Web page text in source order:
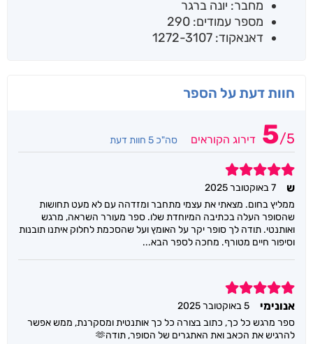
מחבר: יונה ברגר
מספר עמודים: 290
דאנאקוד: 1272-3107
חוות דעת על הספר
5/5 דירוג הקוראים סה"כ 5 חוות דעת
5
ש
7 באוקטובר 2025
ממליץ בחום. מצאתי את עצמי מתחבר ומזדהה עם לא מעט תחושות
שהסופר העלה בכתיבה המיוחדת שלו. ספר מעורר השראה, מרגש
ואותנטי. תודה לך סופר יקר על האומץ ועל שהסכמת לחלוק איתנו תובנות
וסיפור חיים מטורף. מחכה לספר הבא...
5
אנונימי
5 באוקטובר 2025
ספר מרגש כל כך, כתוב בצורה כל כך אותנטית ומסקרנת, ממש אפשר
להרגיש את הכאב ואת האתגרים של הסופר, תודה🫶